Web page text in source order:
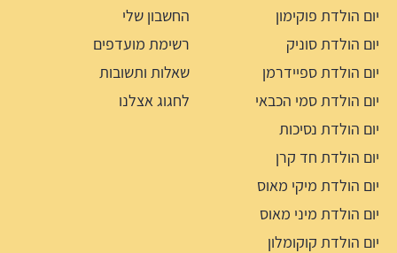
יום הולדת פוקימון
יום הולדת סוניק
יום הולדת ספיידרמן
יום הולדת סמי הכבאי
יום הולדת נסיכות
יום הולדת חד קרן
יום הולדת מיקי מאוס
יום הולדת מיני מאוס
יום הולדת קוקומלון
החשבון שלי
רשימת מועדפים
שאלות ותשובות
לחגוג אצלנו